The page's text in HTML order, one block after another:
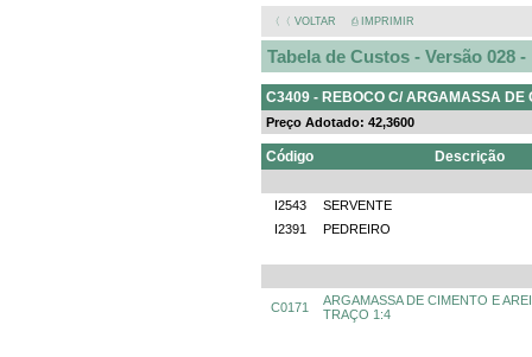
〈〈 VOLTAR ⎙ IMPRIMIR
Tabela de Custos - Versão 028 -
C3409 - REBOCO C/ ARGAMASSA DE
Preço Adotado: 42,3600
Código Descrição
I2543
SERVENTE
I2391
PEDREIRO
C0171
ARGAMASSA DE CIMENTO E
TRAÇO 1:4